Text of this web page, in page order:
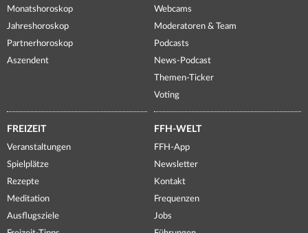
Monatshoroskop
Jahreshoroskop
Partnerhoroskop
Aszendent
Webcams
Moderatoren & Team
Podcasts
News-Podcast
Themen-Ticker
Voting
FREIZEIT
Veranstaltungen
Spielplätze
Rezepte
Meditation
Ausflugsziele
FFH-WELT
FFH-App
Newsletter
Kontakt
Frequenzen
Jobs